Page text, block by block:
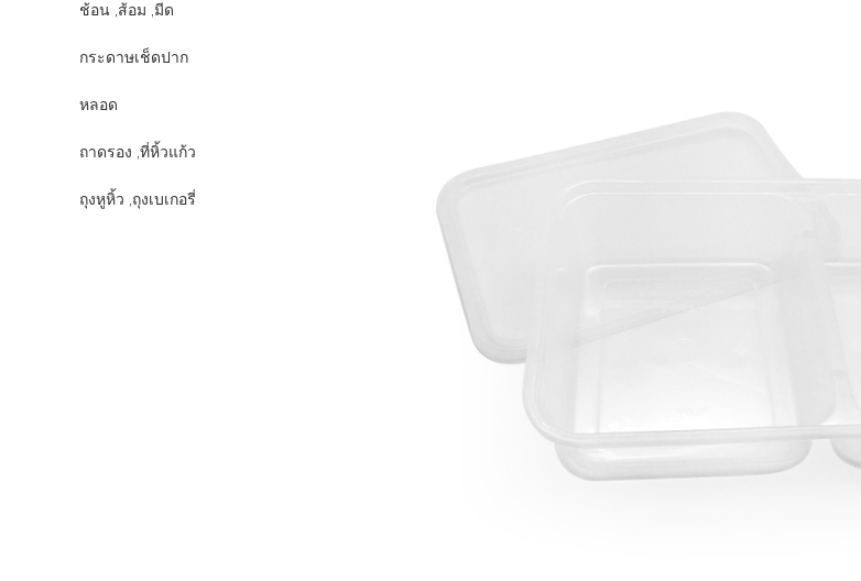
ช้อน ,ส้อม ,มีด
กระดาษเช็ดปาก
หลอด
ถาดรอง ,ที่หิ้วแก้ว
ถุงหูหิ้ว ,ถุงเบเกอรี่